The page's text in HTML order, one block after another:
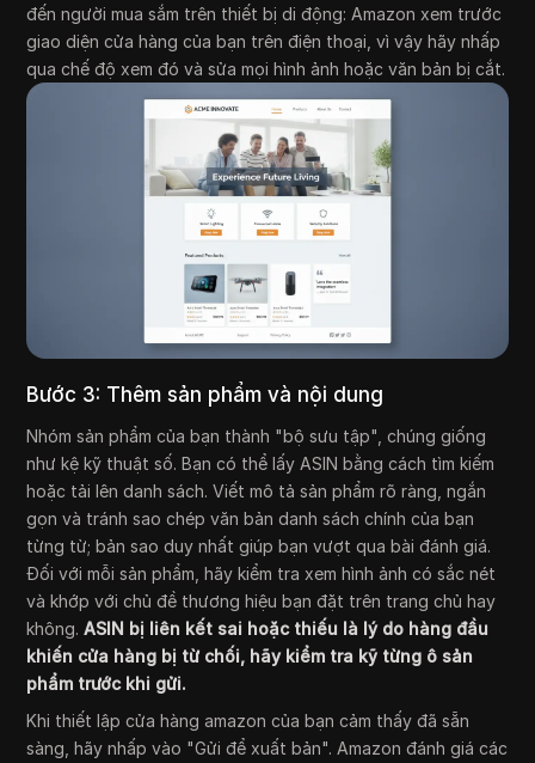
đến người mua sắm trên thiết bị di động: Amazon xem trước
giao diện cửa hàng của bạn trên điện thoại, vì vậy hãy nhấp
qua chế độ xem đó và sửa mọi hình ảnh hoặc văn bản bị cắt.
Bước 3: Thêm sản phẩm và nội dung
Nhóm sản phẩm của bạn thành "bộ sưu tập", chúng giống
như kệ kỹ thuật số. Bạn có thể lấy ASIN bằng cách tìm kiếm
hoặc tải lên danh sách. Viết mô tả sản phẩm rõ ràng, ngắn
gọn và tránh sao chép văn bản danh sách chính của bạn
từng từ; bản sao duy nhất giúp bạn vượt qua bài đánh giá.
Đối với mỗi sản phẩm, hãy kiểm tra xem hình ảnh có sắc nét
và khớp với chủ đề thương hiệu bạn đặt trên trang chủ hay
không.ASIN bị liên kết sai hoặc thiếu là lý do hàng đầu
khiến cửa hàng bị từ chối, hãy kiểm tra kỹ từng ô sản
phẩm trước khi gửi.
Khi thiết lập cửa hàng amazon của bạn cảm thấy đã sẵn
sàng, hãy nhấp vào "Gửi để xuất bản". Amazon đánh giá các